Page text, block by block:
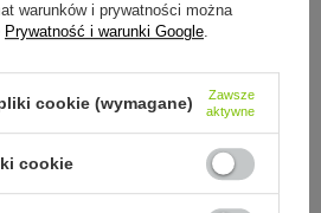
warunków i prywatności można
Prywatność i warunki Google.
cookie (wymagane)
Zawsze
aktywne
cookie